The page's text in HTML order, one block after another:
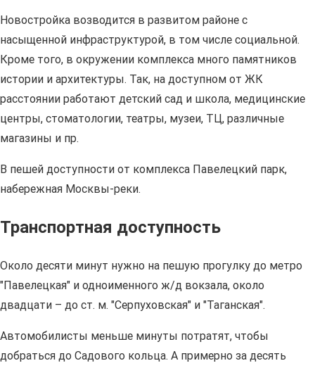
Новостройка возводится в развитом районе с
насыщенной инфраструктурой, в том числе социальной.
Кроме того, в окружении комплекса много памятников
истории и архитектуры. Так, на доступном от ЖК
расстоянии работают детский сад и школа, медицинские
центры, стоматологии, театры, музеи, ТЦ, различные
магазины и пр.
В пешей доступности от комплекса Павелецкий парк,
набережная Москвы-реки.
Транспортная доступность
Около десяти минут нужно на пешую прогулку до метро
"Павелецкая" и одноименного ж/д вокзала, около
двадцати – до ст. м. "Серпуховская" и "Таганская".
Автомобилисты меньше минуты потратят, чтобы
добраться до Садового кольца. А примерно за десять